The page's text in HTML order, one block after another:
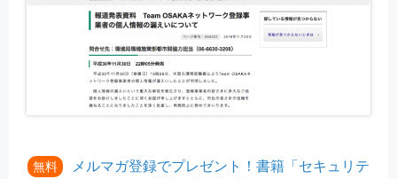
無料
メルマガ登録でプレゼント！書籍「セキュリテ